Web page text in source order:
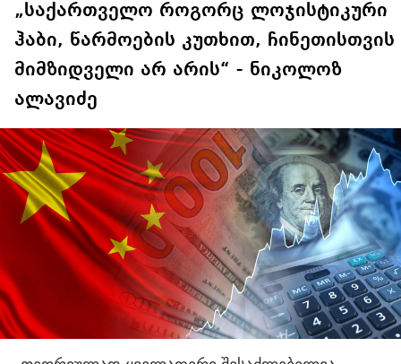
„საქართველო როგორც ლოჯისტიკური
ჰაბი, წარმოების კუთხით, ჩინეთისთვის
მიმზიდველი არ არის“ - ნიკოლოზ
ალავიძე